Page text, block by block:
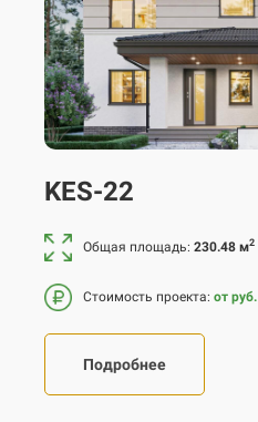
KES-22
Общая площадь: 230.48 м2
Стоимость проекта: от руб.
Подробнее